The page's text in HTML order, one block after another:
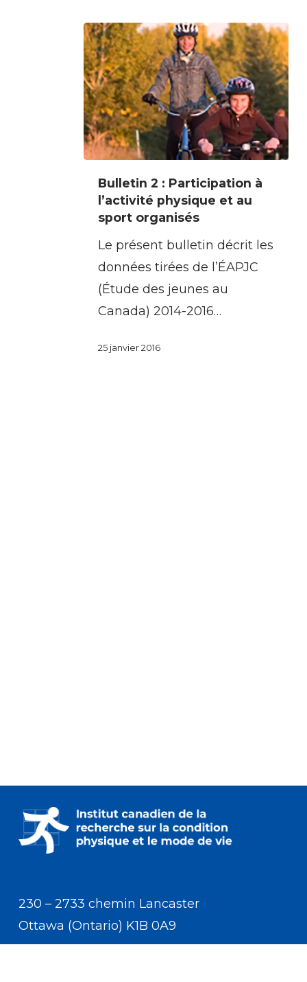
Participation
l’activité
physique
au
Bulletin 2 : Participation à
l’activité physique et au
sport organisés
Le présent bulletin décrit les
données tirées de l’ÉAPJC
(Étude des jeunes au
Canada) 2014-2016…
25 janvier 2016
230 – 2733 chemin Lancaster
Ottawa (Ontario) K1B 0A9